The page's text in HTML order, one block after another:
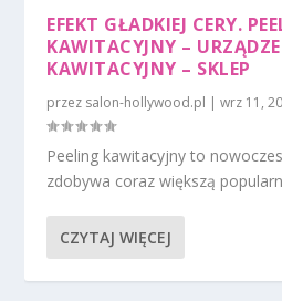
EFEKT GŁADKIEJ CERY.
KAWITACYJNY –
KAWITACYJNY – SKLEP
przez salon-hollywood.pl |wrz 11,
Peeling kawitacyjny to
zdobywa coraz większą
CZYTAJ WIĘCEJ